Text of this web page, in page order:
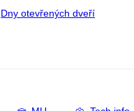
Dny otevřených dveří